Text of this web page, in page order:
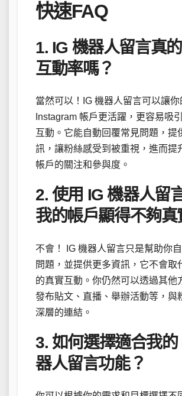
快速FAQ
1. IG 機器人留言真
互動率嗎？
當然可以！IG 機器人留言可以讓你
Instagram 帳戶更活躍，更容易吸
互動。它能自動回覆常見問題，提
訊，讓粉絲感受到被重視，進而提
帳戶的關注和參與度。
2. 使用 IG 機器人留
我的帳戶顯得不夠真
不會！ IG 機器人留言只是幫助你
問題，並提供更多資訊，它不會取
的真實互動。你仍然可以透過其他
發布貼文、直播、舉辦活動等，與
深層的連結。
3. 如何選擇適合我的
器人留言功能？